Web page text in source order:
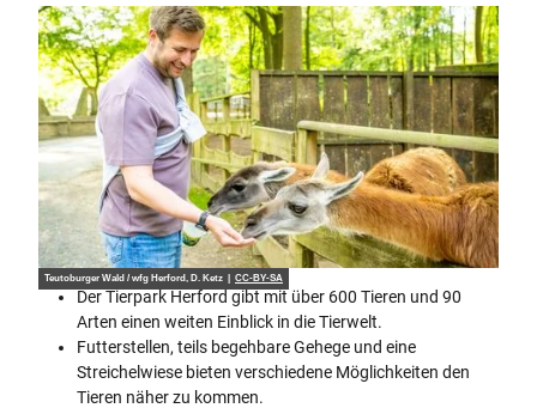
Teutoburger Wald / wfg Herford, D. Ketz | CC-BY-SA
Der Tierpark Herford gibt mit über 600 Tieren und 90
Arten einen weiten Einblick in die Tierwelt.
Futterstellen, teils begehbare Gehege und eine
Streichelwiese bieten verschiedene Möglichkeiten den
Tieren näher zu kommen.